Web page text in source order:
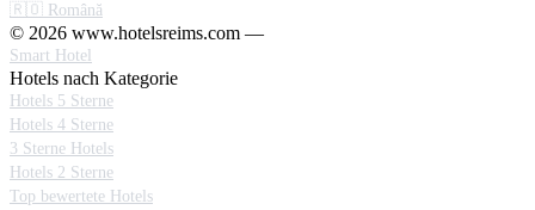
🇷🇴 Română
© 2026 www.hotelsreims.com —
Smart Hotel
Hotels nach Kategorie
Hotels 5 Sterne
Hotels 4 Sterne
3 Sterne Hotels
Hotels 2 Sterne
Top bewertete Hotels